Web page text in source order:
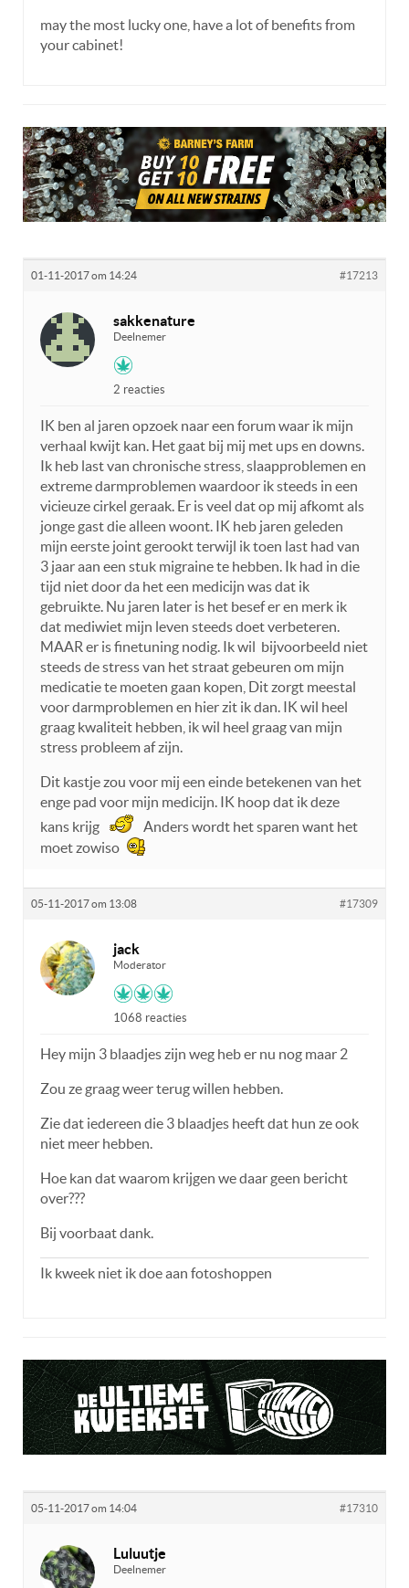
may the most lucky one, have a lot of benefits from
your cabinet!
01-11-2017 om 14:24 #17213
sakkenature
Deelnemer
2 reacties
IK ben al jaren opzoek naar een forum waar ik mijn
verhaal kwijt kan. Het gaat bij mij met ups en downs.
Ik heb last van chronische stress, slaapproblemen en
extreme darmproblemen waardoor ik steeds in een
vicieuze cirkel geraak. Er is veel dat op mij afkomt als
jonge gast die alleen woont. IK heb jaren geleden
mijn eerste joint gerookt terwijl ik toen last had van
3 jaar aan een stuk migraine te hebben. Ik had in die
tijd niet door da het een medicijn was dat ik
gebruikte. Nu jaren later is het besef er en merk ik
dat mediwiet mijn leven steeds doet verbeteren.
MAAR er is finetuning nodig. Ik wil bijvoorbeeld niet
steeds de stress van het straat gebeuren om mijn
medicatie te moeten gaan kopen, Dit zorgt meestal
voor darmproblemen en hier zit ik dan. IK wil heel
graag kwaliteit hebben, ik wil heel graag van mijn
stress probleem af zijn.
Dit kastje zou voor mij een einde betekenen van het
enge pad voor mijn medicijn. IK hoop dat ik deze
kans krijg
Anders wordt het sparen want het
moet zowiso
05-11-2017 om 13:08 #17309
jack
Moderator
1068 reacties
Hey mijn 3 blaadjes zijn weg heb er nu nog maar 2
Zou ze graag weer terug willen hebben.
Zie dat iedereen die 3 blaadjes heeft dat hun ze ook
niet meer hebben.
Hoe kan dat waarom krijgen we daar geen bericht
over???
Bij voorbaat dank.
Ik kweek niet ik doe aan fotoshoppen
05-11-2017 om 14:04 #17310
Luluutje
Deelnemer